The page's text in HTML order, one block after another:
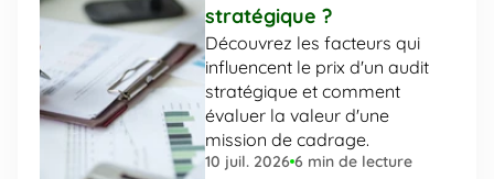
stratégique ?
Découvrez les facteurs qui
influencent le prix d'un audit
stratégique et comment
évaluer la valeur d'une
mission de cadrage.
10 juil. 2026 6 min de lecture